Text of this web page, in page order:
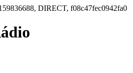
DIRECT, f08c47fec0942fa0